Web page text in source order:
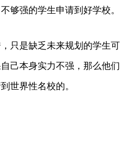
够强的学生申请到好学校。
只是缺乏未来规划的学生可
己本身实力不强，那么他们
世界性名校的。